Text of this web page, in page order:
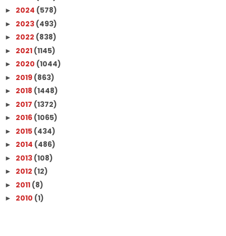
► 2024 (578)
► 2023 (493)
► 2022 (838)
► 2021 (1145)
► 2020 (1044)
► 2019 (863)
► 2018 (1448)
► 2017 (1372)
► 2016 (1065)
► 2015 (434)
► 2014 (486)
► 2013 (108)
► 2012 (12)
► 2011 (8)
► 2010 (1)